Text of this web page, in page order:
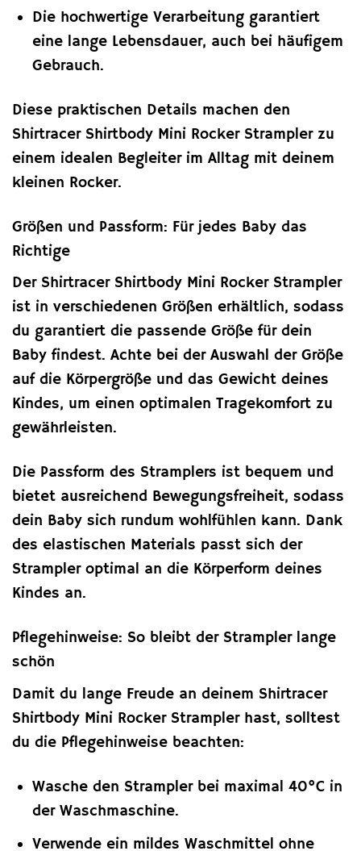
Die hochwertige Verarbeitung garantiert
eine lange Lebensdauer, auch bei häufigem
Gebrauch.
Diese praktischen Details machen den
Shirtracer Shirtbody Mini Rocker Strampler zu
einem idealen Begleiter im Alltag mit deinem
kleinen Rocker.
Größen und Passform: Für jedes Baby das
Richtige
Der Shirtracer Shirtbody Mini Rocker Strampler
ist in verschiedenen Größen erhältlich, sodass
du garantiert die passende Größe für dein
Baby findest. Achte bei der Auswahl der Größe
auf die Körpergröße und das Gewicht deines
Kindes, um einen optimalen Tragekomfort zu
gewährleisten.
Die Passform des Stramplers ist bequem und
bietet ausreichend Bewegungsfreiheit, sodass
dein Baby sich rundum wohlfühlen kann. Dank
des elastischen Materials passt sich der
Strampler optimal an die Körperform deines
Kindes an.
Pflegehinweise: So bleibt der Strampler lange
schön
Damit du lange Freude an deinem Shirtracer
Shirtbody Mini Rocker Strampler hast, solltest
du die Pflegehinweise beachten:
Wasche den Strampler bei maximal 40°C in
der Waschmaschine.
Verwende ein mildes Waschmittel ohne